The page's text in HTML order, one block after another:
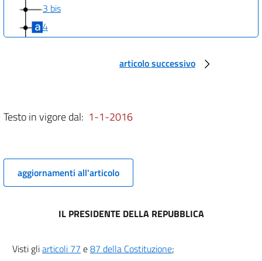
3 bis
4
CAPO II
6
8 bis
9
9 bis
10
articolo successivo
Testo in vigore dal: 1-1-2016
aggiornamenti all'articolo
IL PRESIDENTE DELLA REPUBBLICA
Visti gliarticoli 77 e87 della Costituzione;